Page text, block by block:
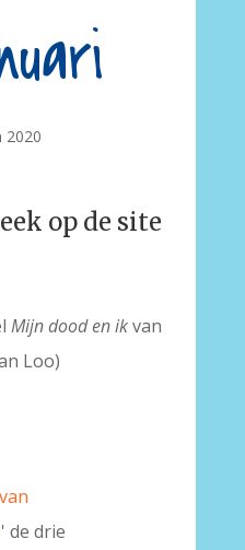
2020
op de site
Mijn dood en ikvan
Loo)
' de drie